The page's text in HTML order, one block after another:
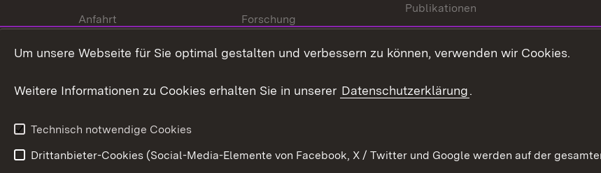
Anfahrt Forschung
Internationales
Publikationen
Mediathek
Ausschreibungen
Um unsere Webseite für Sie optimal gestalten und verbessern zu können, verwenden wir Cookies.
Weitere Informationen zu Cookies erhalten Sie in unserer Datenschutzerklärung.
Technisch notwendige Cookies
Drittanbieter-Cookies (Social-Media-Elemente von Facebook, X / Twitter und Google werden auf der